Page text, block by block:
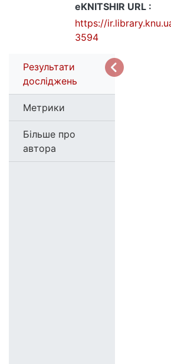
eKNITSHIR URL :
https://
3594
Результати
досліджень
Метрики
Більше про
автора